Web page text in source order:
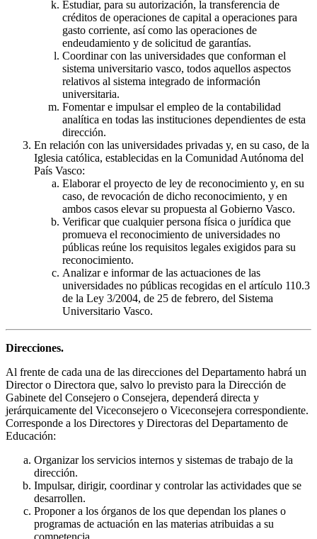
Estudiar, para su autorización, la transferencia de
créditos de operaciones de capital a operaciones para
gasto corriente, así como las operaciones de
endeudamiento y de solicitud de garantías.
Coordinar con las universidades que conforman el
sistema universitario vasco, todos aquellos aspectos
relativos al sistema integrado de información
universitaria.
Fomentar e impulsar el empleo de la contabilidad
analítica en todas las instituciones dependientes de esta
dirección.
En relación con las universidades privadas y, en su caso, de la
Iglesia católica, establecidas en la Comunidad Autónoma del
País Vasco:
Elaborar el proyecto de ley de reconocimiento y, en su
caso, de revocación de dicho reconocimiento, y en
ambos casos elevar su propuesta al Gobierno Vasco.
Verificar que cualquier persona física o jurídica que
promueva el reconocimiento de universidades no
públicas reúne los requisitos legales exigidos para su
reconocimiento.
Analizar e informar de las actuaciones de las
universidades no públicas recogidas en el artículo 110.3
de la Ley 3/2004, de 25 de febrero, del Sistema
Universitario Vasco.
Direcciones.
Al frente de cada una de las direcciones del Departamento habrá un
Director o Directora que, salvo lo previsto para la Dirección de
Gabinete del Consejero o Consejera, dependerá directa y
jerárquicamente del Viceconsejero o Viceconsejera correspondiente.
Corresponde a los Directores y Directoras del Departamento de
Educación:
Organizar los servicios internos y sistemas de trabajo de la
dirección.
Impulsar, dirigir, coordinar y controlar las actividades que se
desarrollen.
Proponer a los órganos de los que dependan los planes o
programas de actuación en las materias atribuidas a su
competencia.